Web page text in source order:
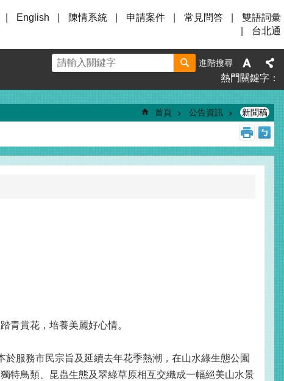
English 陳情系統 申請案件 常見問答
雙語詞彙
台北通
進階搜尋
熱門關鍵字
首頁 公告資訊 新聞稿
青賞花，培養美麗好心情。
服務市民宗旨及延續去年花季熱潮，在山水綠生態公園
特鳥類、昆蟲生態及翠綠草原相互交織成一幅絕美山水景